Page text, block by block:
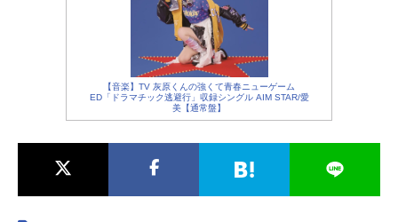
【音楽】TV 灰原くんの強くて青春ニューゲーム
ED「ドラマチック逃避行」収録シングル AIM STAR/愛
美【通常盤】